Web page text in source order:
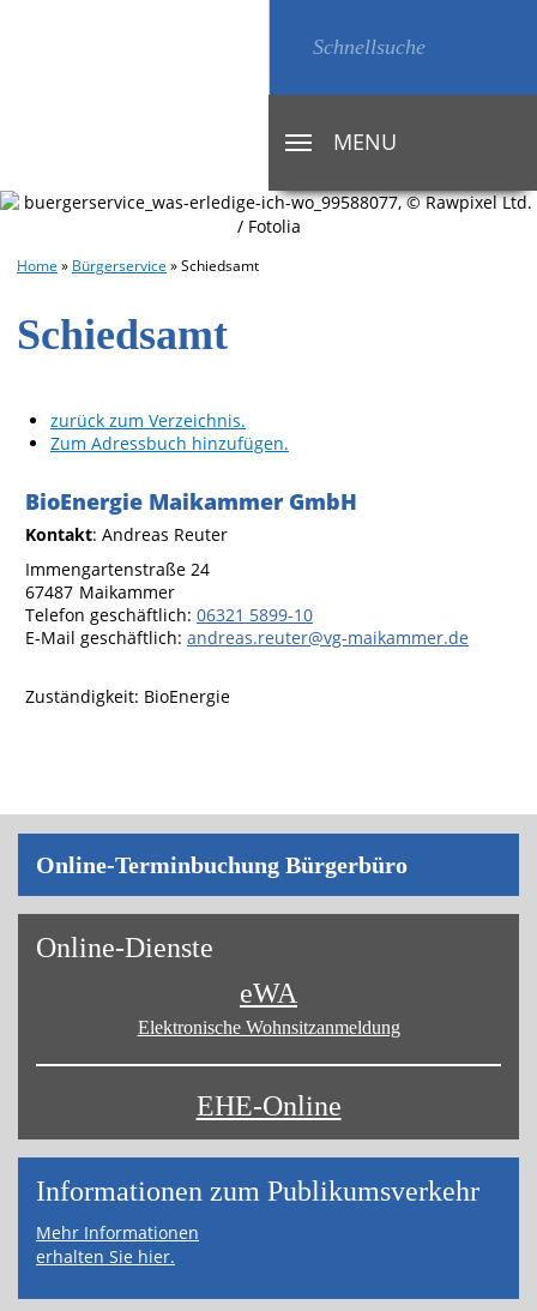
TOGGLE
NAVIGATION
MENU
On­line-Ter­min­bu­chung Bür­ger­bü­ro
On­line-Diens­te
eWA
Elektronische Wohnsitz­anmeldung
EHE-Online
Informa­tionen zum Publikums­­verkehr
Mehr Informationen
erhalten Sie hier.
Home » Bürgerservice »Schiedsamt
Schiedsamt
zurück zum Verzeichnis.
Zum Adressbuch hinzufügen.
BioEnergie Maikammer GmbH
Kontakt: Andreas Reuter
Immengartenstraße 24
Maikammer
67487
Telefon geschäftlich: 06321 5899-10
E-Mail geschäftlich: andreas.reuter@vg-maikammer.de
Zuständigkeit: BioEnergie